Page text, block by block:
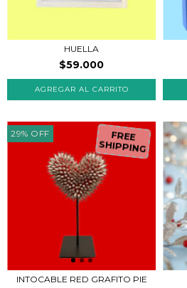
HUELLA
$59.000
29% OFF FREE
SHIPPING
INTOCABLE RED GRAFITO PIE